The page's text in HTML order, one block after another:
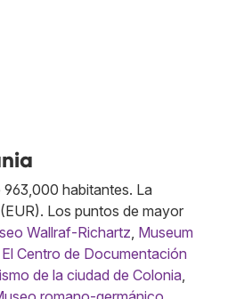
habitantes. La
Los puntos de mayor
Wallraf-Richartz Museum
El Centro de Documentación
de la ciudad de Colonia